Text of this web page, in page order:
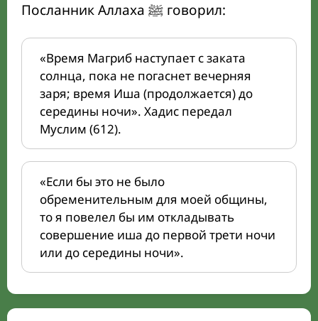
Посланник Аллаха ﷺ говорил:
«Время Магриб наступает с заката
солнца, пока не погаснет вечерняя
заря; время Иша (продолжается) до
середины ночи». Хадис передал
Муслим (612).
«Если бы это не было
обременительным для моей общины,
то я повелел бы им откладывать
совершение иша до первой трети ночи
или до середины ночи».